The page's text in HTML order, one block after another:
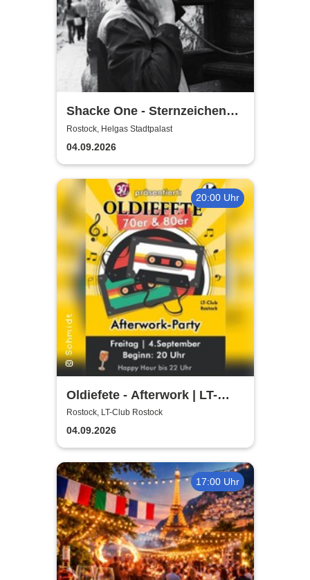
Shacke One - Sternzeichen
Boss Tour
Rostock, Helgas Stadtpalast
04.09.2026
20:00 Uhr
Oldiefete - Afterwork | LT-
Club Rostock
Rostock, LT-Club Rostock
04.09.2026
17:00 Uhr